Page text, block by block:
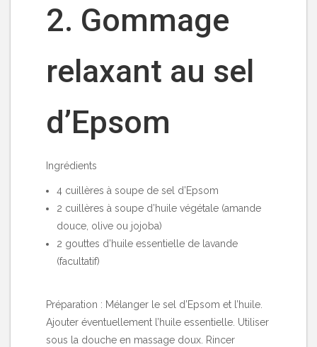
2. Gommage
relaxant au sel
d’Epsom
Ingrédients
4 cuillères à soupe de sel d’Epsom
2 cuillères à soupe d’huile végétale (amande
douce, olive ou jojoba)
2 gouttes d’huile essentielle de lavande
(facultatif)
Préparation : Mélanger le sel d’Epsom et l’huile.
Ajouter éventuellement l’huile essentielle. Utiliser
sous la douche en massage doux. Rincer